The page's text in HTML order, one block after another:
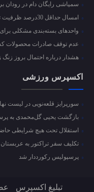
سمپاشی رایگان دام در رودان
امسال حداقل 30درصد ظرفیت تولید گندم دیم از بین رفت
واحد‌های بسته‌بندی مشکلی برای
عدم توقف صادرات محصولات
هشدار درباره احتمال بروز زنگ
اکسپرس ورزشی
سورپرایز قلعه‌نویی در لیست
بازگشت یحیی گل‌محمدی به
استقلال تحت هیچ شرایطی
تکلیف سفر تراکتور به
پرسپولیس رکورددار شد
تبلیغ اکسپرس